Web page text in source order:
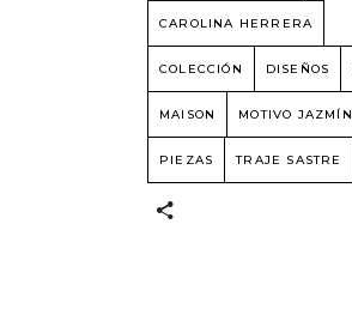
CAROLINA HERRERA
COLECCIÓN DISEÑOS
MAISON MOTIVO JAZMÍN
PIEZAS TRAJE SASTRE